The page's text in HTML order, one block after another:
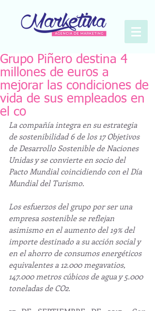
Grupo Piñero destina 4
millones de euros a
mejorar las condiciones de
vida de sus empleados en
el co
La compañía integra en su estrategia
de sostenibilidad 6 de los 17 Objetivos
de Desarrollo Sostenible de Naciones
Unidas y se convierte en socio del
Pacto Mundial coincidiendo con el Día
Mundial del Turismo.
Los esfuerzos del grupo por ser una
empresa sostenible se reflejan
asimismo en el aumento del 19% del
importe destinado a su acción social y
en el ahorro de consumos energéticos
equivalentes a 12.000 megavatios,
147.000 metros cúbicos de agua y 5.000
toneladas de CO2.